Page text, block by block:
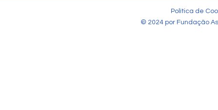
Política de
© 2024 por Fundação